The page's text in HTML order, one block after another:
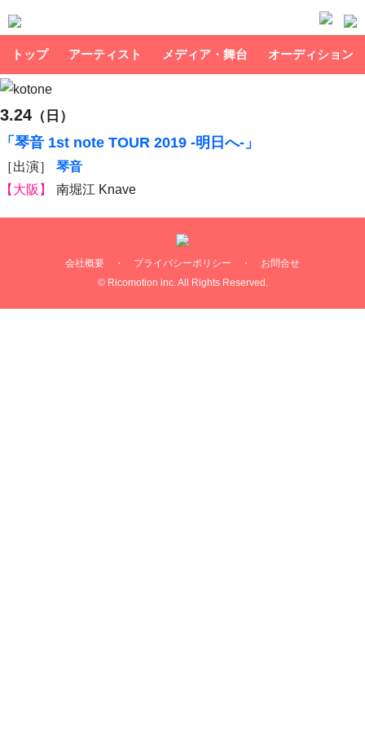
トップ アーティスト メディア・舞台 オーディション
3.24 （日）
「琴音 1st note TOUR 2019 -明日へ-」
［出演］
琴音
【大阪】
南堀江 Knave
会社概要 ・ プライバシーポリシー ・ お問合せ
© Ricomotion inc. All Rights Reserved.